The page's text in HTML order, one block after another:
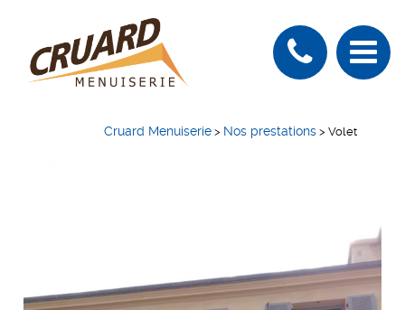
Cruard Menuiserie > Nos prestations >Volet